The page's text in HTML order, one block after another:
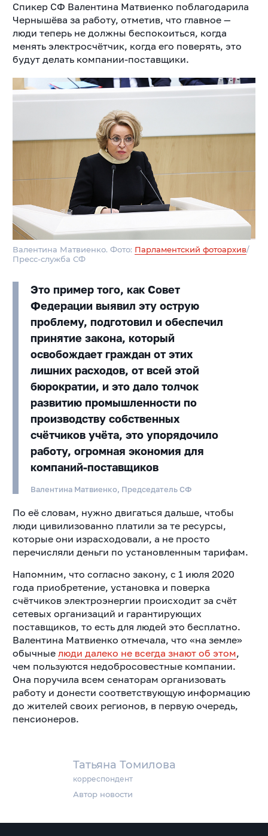
Татьяна Томилова
корреспондент
Автор новости
Спикер СФ Валентина Матвиенко поблагодарила
Чернышёва за работу, отметив, что главное —
люди теперь не должны беспокоиться, когда
менять электросчётчик, когда его поверять, это
будут делать компании-поставщики.
Валентина Матвиенко. Фото: Парламентский фотоархив/
Пресс-служба СФ
Это пример того, как Совет
Федерации выявил эту острую
проблему, подготовил и обеспечил
принятие закона, который
освобождает граждан от этих
лишних расходов, от всей этой
бюрократии, и это дало толчок
развитию промышленности по
производству собственных
счётчиков учёта, это упорядочило
работу, огромная экономия для
компаний-поставщиков
Валентина Матвиенко, Председатель СФ
По её словам, нужно двигаться дальше, чтобы
люди цивилизованно платили за те ресурсы,
которые они израсходовали, а не просто
перечисляли деньги по установленным тарифам.
Напомним, что согласно закону, с 1 июля 2020
года приобретение, установка и поверка
счётчиков электроэнергии происходит за счёт
сетевых организаций и гарантирующих
поставщиков, то есть для людей это бесплатно.
Валентина Матвиенко отмечала, что «на земле»
обычные люди далеко не всегда знают об этом,
чем пользуются недобросовестные компании.
Она поручила всем сенаторам организовать
работу и донести соответствующую информацию
до жителей своих регионов, в первую очередь,
пенсионеров.